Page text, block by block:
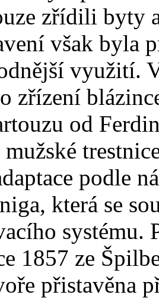
zřídili byty
však byla
využití.
zřízení
od
podle
která se
1857 ze
přistavěna